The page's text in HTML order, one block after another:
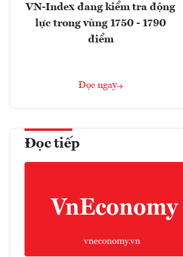
VN-Index đang kiểm tra động
lực trong vùng 1750 - 1790
điểm
Đọc ngay
Đọc tiếp